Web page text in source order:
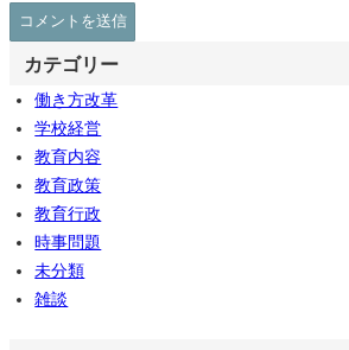
カテゴリー
働き方改革
学校経営
教育内容
教育政策
教育行政
時事問題
未分類
雑談